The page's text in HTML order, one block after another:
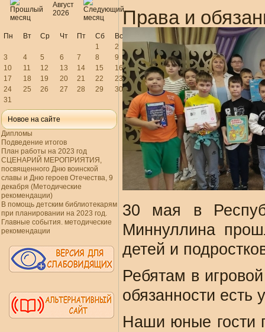
Август
2026
Пн Вт Ср Чт Пт Сб
Вс
1
2
3
4 5 6 7 8
9
10
11 12 13 14 15
16
17
18 19 20 21 22
23
24
25 26 27 28 29
30
31
Новое на сайте
Дипломы
Подведение итогов
План работы на 2023 год
СЦЕНАРИЙ МЕРОПРИЯТИЯ,
посвященного Дню воинской
славы и Дню героев Отечества, 9
декабря (Методические
рекомендации)
В помощь детским библиотекарям
при планировании на 2023 год.
Главные события. методические
рекомендации
Права и
30 мая в
Миннуллина
детей и
Ребятам в
обязанности
Наши юные гости